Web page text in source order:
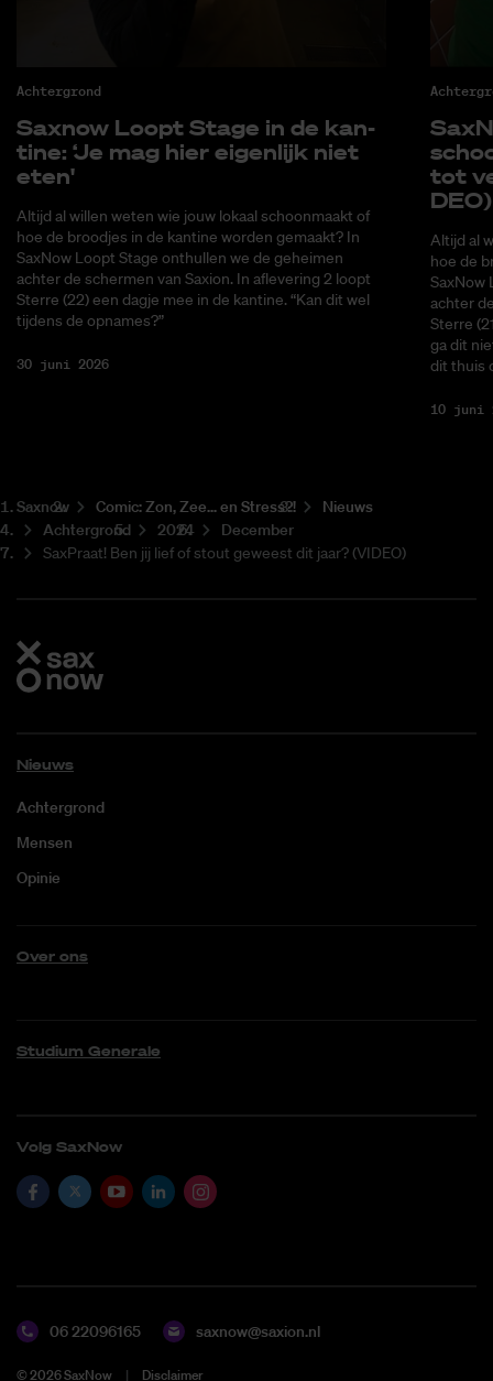
Achtergrond
Saxnow Loopt Sta­ge in de kan­
ti­ne: ‘Je mag hier ei­gen­lijk niet
eten'
Altijd al willen weten wie jouw lokaal schoonmaakt of
hoe de broodjes in de kantine worden gemaakt? In
SaxNow Loopt Stage onthullen we de geheimen
achter de schermen van Saxion. In aflevering 2 loopt
Sterre (22) een dagje mee in de kantine. “Kan dit wel
tijdens de opnames?”
30 juni 2026
tot
DEO)
Altijd al
hoe de
SaxNow
achter
Sterre
ga dit
dit thuis
10 juni
Saxnow Co­mic: Zon, Zee... en Stress?!
Nieuws
Achtergrond
2024
December
SaxPraat! Ben jij lief of stout geweest dit jaar? (VIDEO)
Nieuws
Achtergrond
Mensen
Opinie
Over ons
Studium Generale
Volg SaxNow
06 22096165 saxnow@saxion.nl
©2026SaxNow Disclaimer